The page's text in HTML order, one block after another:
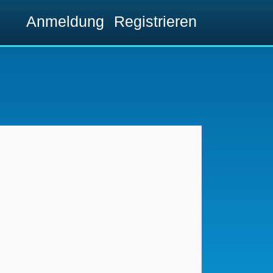
Anmeldung Registrieren